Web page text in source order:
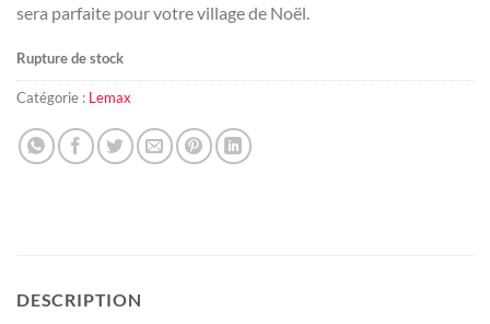
sera parfaite pour votre village de Noël.
Rupture de stock
Catégorie : Lemax
DESCRIPTION